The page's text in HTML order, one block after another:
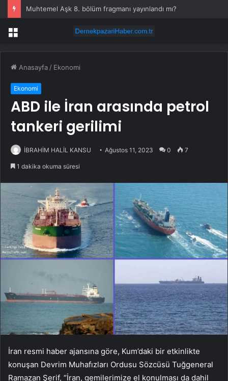
Muhtemel Aşk 8. bölüm fragmanı yayınlandı mı?
Menü
Anasayfa / Ekonomi
Ekonomi
ABD ile İran arasında petrol
tankeri gerilimi
İBRAHİM HALİL KANSU Ağustos 11, 2023 0 7
1 dakika okuma süresi
İran resmi haber ajansına göre, Kum’daki bir etkinlikte
konuşan Devrim Muhafızları Ordusu Sözcüsü Tuğgeneral
Ramazan Şerif, “İran, gemilerimize el konulması da dahil